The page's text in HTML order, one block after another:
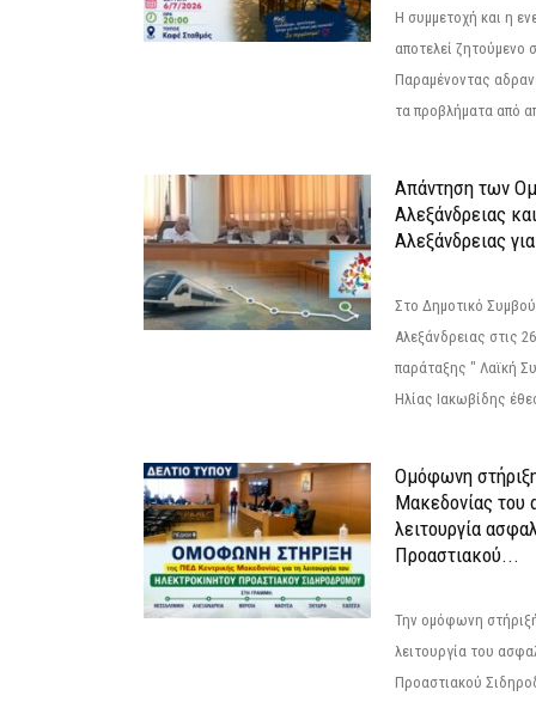
Η συμμετοχή και η
αποτελεί ζητούμενο
Παραμένοντας
τα προβλήματα από
Απάντηση των
Αλεξάνδρειας
Αλεξάνδρειας
Στο Δημοτικό
Αλεξάνδρειας στις
παράταξης " Λαϊκή
Ηλίας Ιακωβίδης
Ομόφωνη
Μακεδονίας του
λειτουργία
Προαστιακού...
Την ομόφωνη
λειτουργία του
Προαστιακού